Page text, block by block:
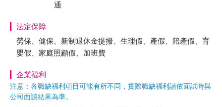
通
法定保障
勞保、健保、新制退休金提撥、生理假、產假、陪產假、育
嬰假、家庭照顧假、加班費
企業福利
注意：各職缺福利項目可能有所不同，實際職缺福利請依面試時與
公司面談結果為準。